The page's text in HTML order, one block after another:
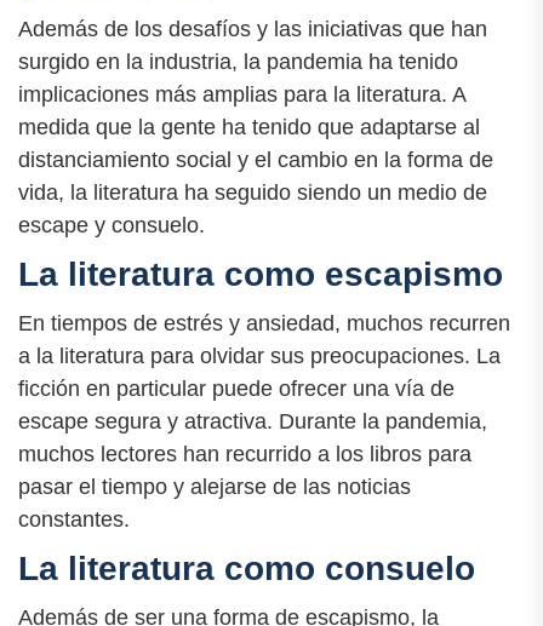
Además de los desafíos y las iniciativas que han
surgido en la industria, la pandemia ha tenido
implicaciones más amplias para la literatura. A
medida que la gente ha tenido que adaptarse al
distanciamiento social y el cambio en la forma de
vida, la literatura ha seguido siendo un medio de
escape y consuelo.
La literatura como escapismo
En tiempos de estrés y ansiedad, muchos recurren
a la literatura para olvidar sus preocupaciones. La
ficción en particular puede ofrecer una vía de
escape segura y atractiva. Durante la pandemia,
muchos lectores han recurrido a los libros para
pasar el tiempo y alejarse de las noticias
constantes.
La literatura como consuelo
Además de ser una forma de escapismo, la